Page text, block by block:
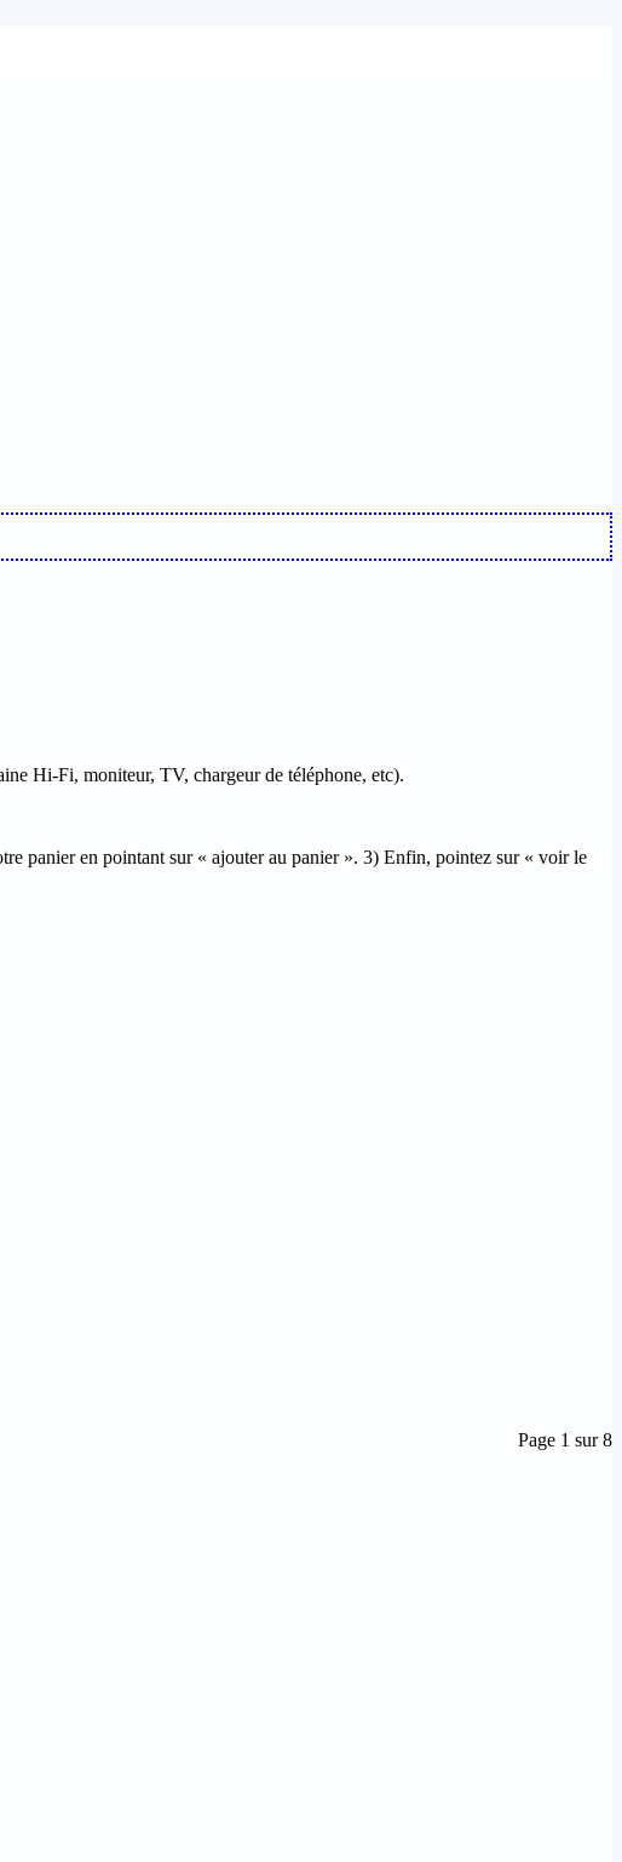
Hi-Fi, moniteur, TV, chargeur de téléphone, etc).
panier en pointant sur « ajouter au panier ». 3) Enfin, pointez sur « voir le
Page 1 sur 8